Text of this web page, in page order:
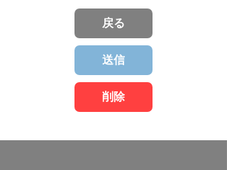
戻る
送信
削除